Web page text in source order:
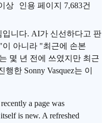
상 인용 페이지 7,683건
입니다. AI가 신선하다고 판
아니라 "최근에 손본
몇 년 전에 쓰였지만 최근
한 Sonny Vasquez는 이
a page was
is new. A refreshed